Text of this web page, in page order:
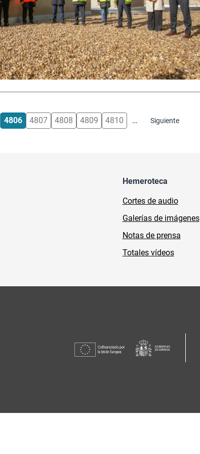
4806 4807 4808 4809 4810 … Siguiente
Siguiente página
Hemeroteca
Cortes de audio
Galerías de imágenes
Notas de prensa
Totales vídeos